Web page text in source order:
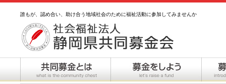
誰もが、認め合い、助け合う地域社会のために福祉活動に参加してみませんか